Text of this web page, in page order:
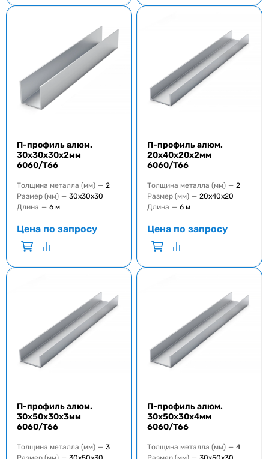
П-профиль алюм.
30x30x30x2мм
6060/T66
Толщина металла (мм) — 2
Размер (мм) — 30х30х30
Длина — 6 м
Цена по запросу
П-профиль алюм.
20x40x20x2мм
6060/T66
Толщина металла (мм) — 2
Размер (мм) — 20х40х20
Длина — 6 м
Цена по запросу
П-профиль алюм.
30x50x30x3мм
6060/T66
Толщина металла (мм) — 3
П-профиль алюм.
30x50x30x4мм
6060/T66
Толщина металла (мм) — 4